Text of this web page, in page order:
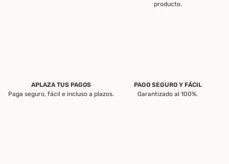
producto.
APLAZA TUS PAGOS
Paga seguro, fácil e incluso a plazos.
PAGO SEGURO Y FÁCIL
Garantizado al 100%.